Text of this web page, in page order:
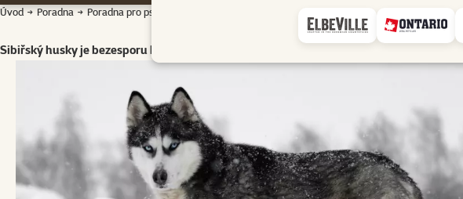
Úvod Poradna Poradna pro psy
Sibiřský husky je bezesporu krásné zvíře, které je ceněné také pro své pracovní